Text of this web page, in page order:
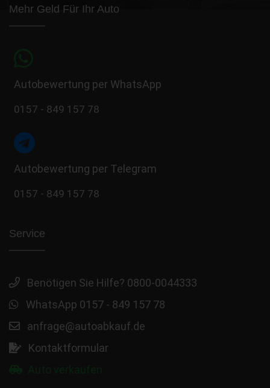
Mehr Geld Für Ihr Auto
Autobewertung per WhatsApp
0157 - 849 157 78
Autobewertung per Telegram
0157 - 849 157 78
Service
Benötigen Sie Hilfe? 0800-0044333
WhatsApp 0157 - 849 157 78
anfrage@autoabkauf.de
Kontaktformular